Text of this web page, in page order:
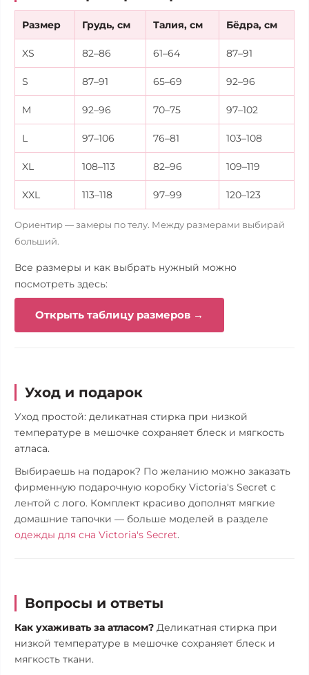
Размер Грудь, см Талия, см Бёдра, см
XS 82–86 61–64 87–91
S 87–91 65–69 92–96
M 92–96 70–75 97–102
L 97–106 76–81 103–108
XL 108–113 82–96 109–119
XXL 113–118 97–99 120–123
Ориентир — замеры по телу. Между размерами выбирай
больший.
Все размеры и как выбрать нужный можно
посмотреть здесь:
Открыть таблицу размеров →
Уход и подарок
Уход простой: деликатная стирка при низкой
температуре в мешочке сохраняет блеск и мягкость
атласа.
Выбираешь на подарок? По желанию можно заказать
фирменную подарочную коробку Victoria's Secret с
лентой с лого. Комплект красиво дополнят мягкие
домашние тапочки — больше моделей в разделе
одежды для сна Victoria's Secret.
Вопросы и ответы
Как ухаживать за атласом? Деликатная стирка при
низкой температуре в мешочке сохраняет блеск и
мягкость ткани.